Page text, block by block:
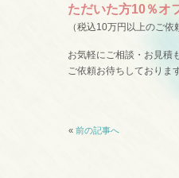
ただいた方10％オ
（税込10万円以上のご依
お気軽にご相談・お見積
ご依頼お待ちしております
« 前の記事へ